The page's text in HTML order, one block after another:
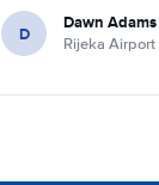
D Dawn Adams
Rijeka Airport